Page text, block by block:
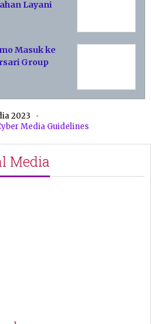
Layani
Masuk ke
Group
2023
Media Guidelines
Media